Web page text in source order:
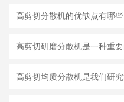
高剪切分散机的优缺点有哪些